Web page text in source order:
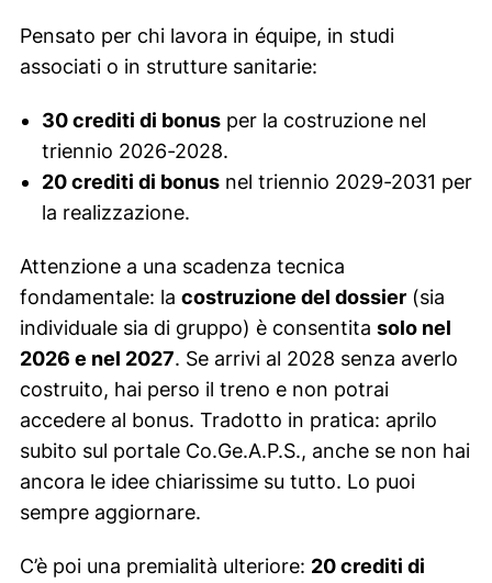
Pensato per chi lavora in équipe, in studi
associati o in strutture sanitarie:
30 crediti di bonusper la costruzione nel
triennio 2026-2028.
20 crediti di bonusnel triennio 2029-2031 per
la realizzazione.
Attenzione a una scadenza tecnica
fondamentale: la costruzione del dossier(sia
individuale sia di gruppo) è consentita solo nel
2026 e nel 2027. Se arrivi al 2028 senza averlo
costruito, hai perso il treno e non potrai
accedere al bonus. Tradotto in pratica: aprilo
subito sul portale Co.Ge.A.P.S., anche se non hai
ancora le idee chiarissime su tutto. Lo puoi
sempre aggiornare.
C’è poi una premialità ulteriore: 20 crediti di